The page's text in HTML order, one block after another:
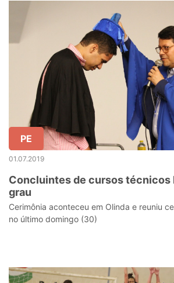
PE
01.07.2019
Concluintes de cursos técnicos
grau
Cerimônia aconteceu em Olinda e reuniu
no último domingo (30)